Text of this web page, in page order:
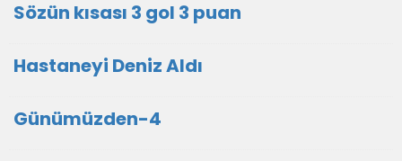
Sözün kısası 3 gol 3 puan
Hastaneyi Deniz Aldı
Günümüzden-4